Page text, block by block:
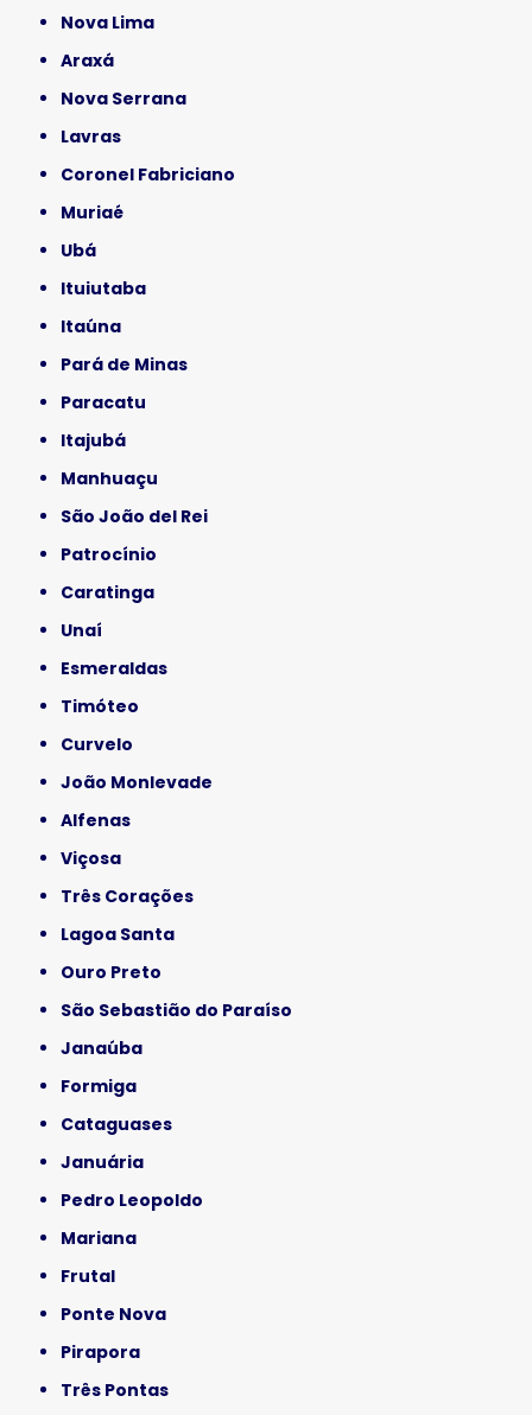
Nova Lima
Araxá
Nova Serrana
Lavras
Coronel Fabriciano
Muriaé
Ubá
Ituiutaba
Itaúna
Pará de Minas
Paracatu
Itajubá
Manhuaçu
São João del Rei
Patrocínio
Caratinga
Unaí
Esmeraldas
Timóteo
Curvelo
João Monlevade
Alfenas
Viçosa
Três Corações
Lagoa Santa
Ouro Preto
São Sebastião do Paraíso
Janaúba
Formiga
Cataguases
Januária
Pedro Leopoldo
Mariana
Frutal
Ponte Nova
Pirapora
Três Pontas